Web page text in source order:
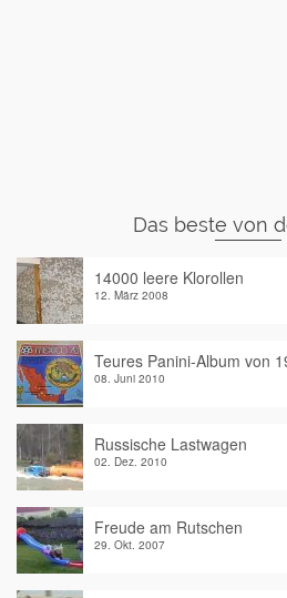
Das beste von
14000 leere Klorollen
12. März 2008
Teures Panini-Album von
08. Juni 2010
Russische Lastwagen
02. Dez. 2010
Freude am Rutschen
29. Okt. 2007